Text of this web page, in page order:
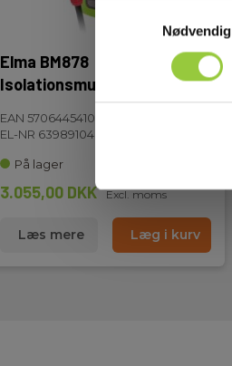
Samtykkevalg
Nødvendig
Elma BM878
Isolationsmultimeter
EAN 5706445410408
EL-NR 6398910466
På lager
3.055,00 DKK Excl. moms
Læs mere Læg i kurv